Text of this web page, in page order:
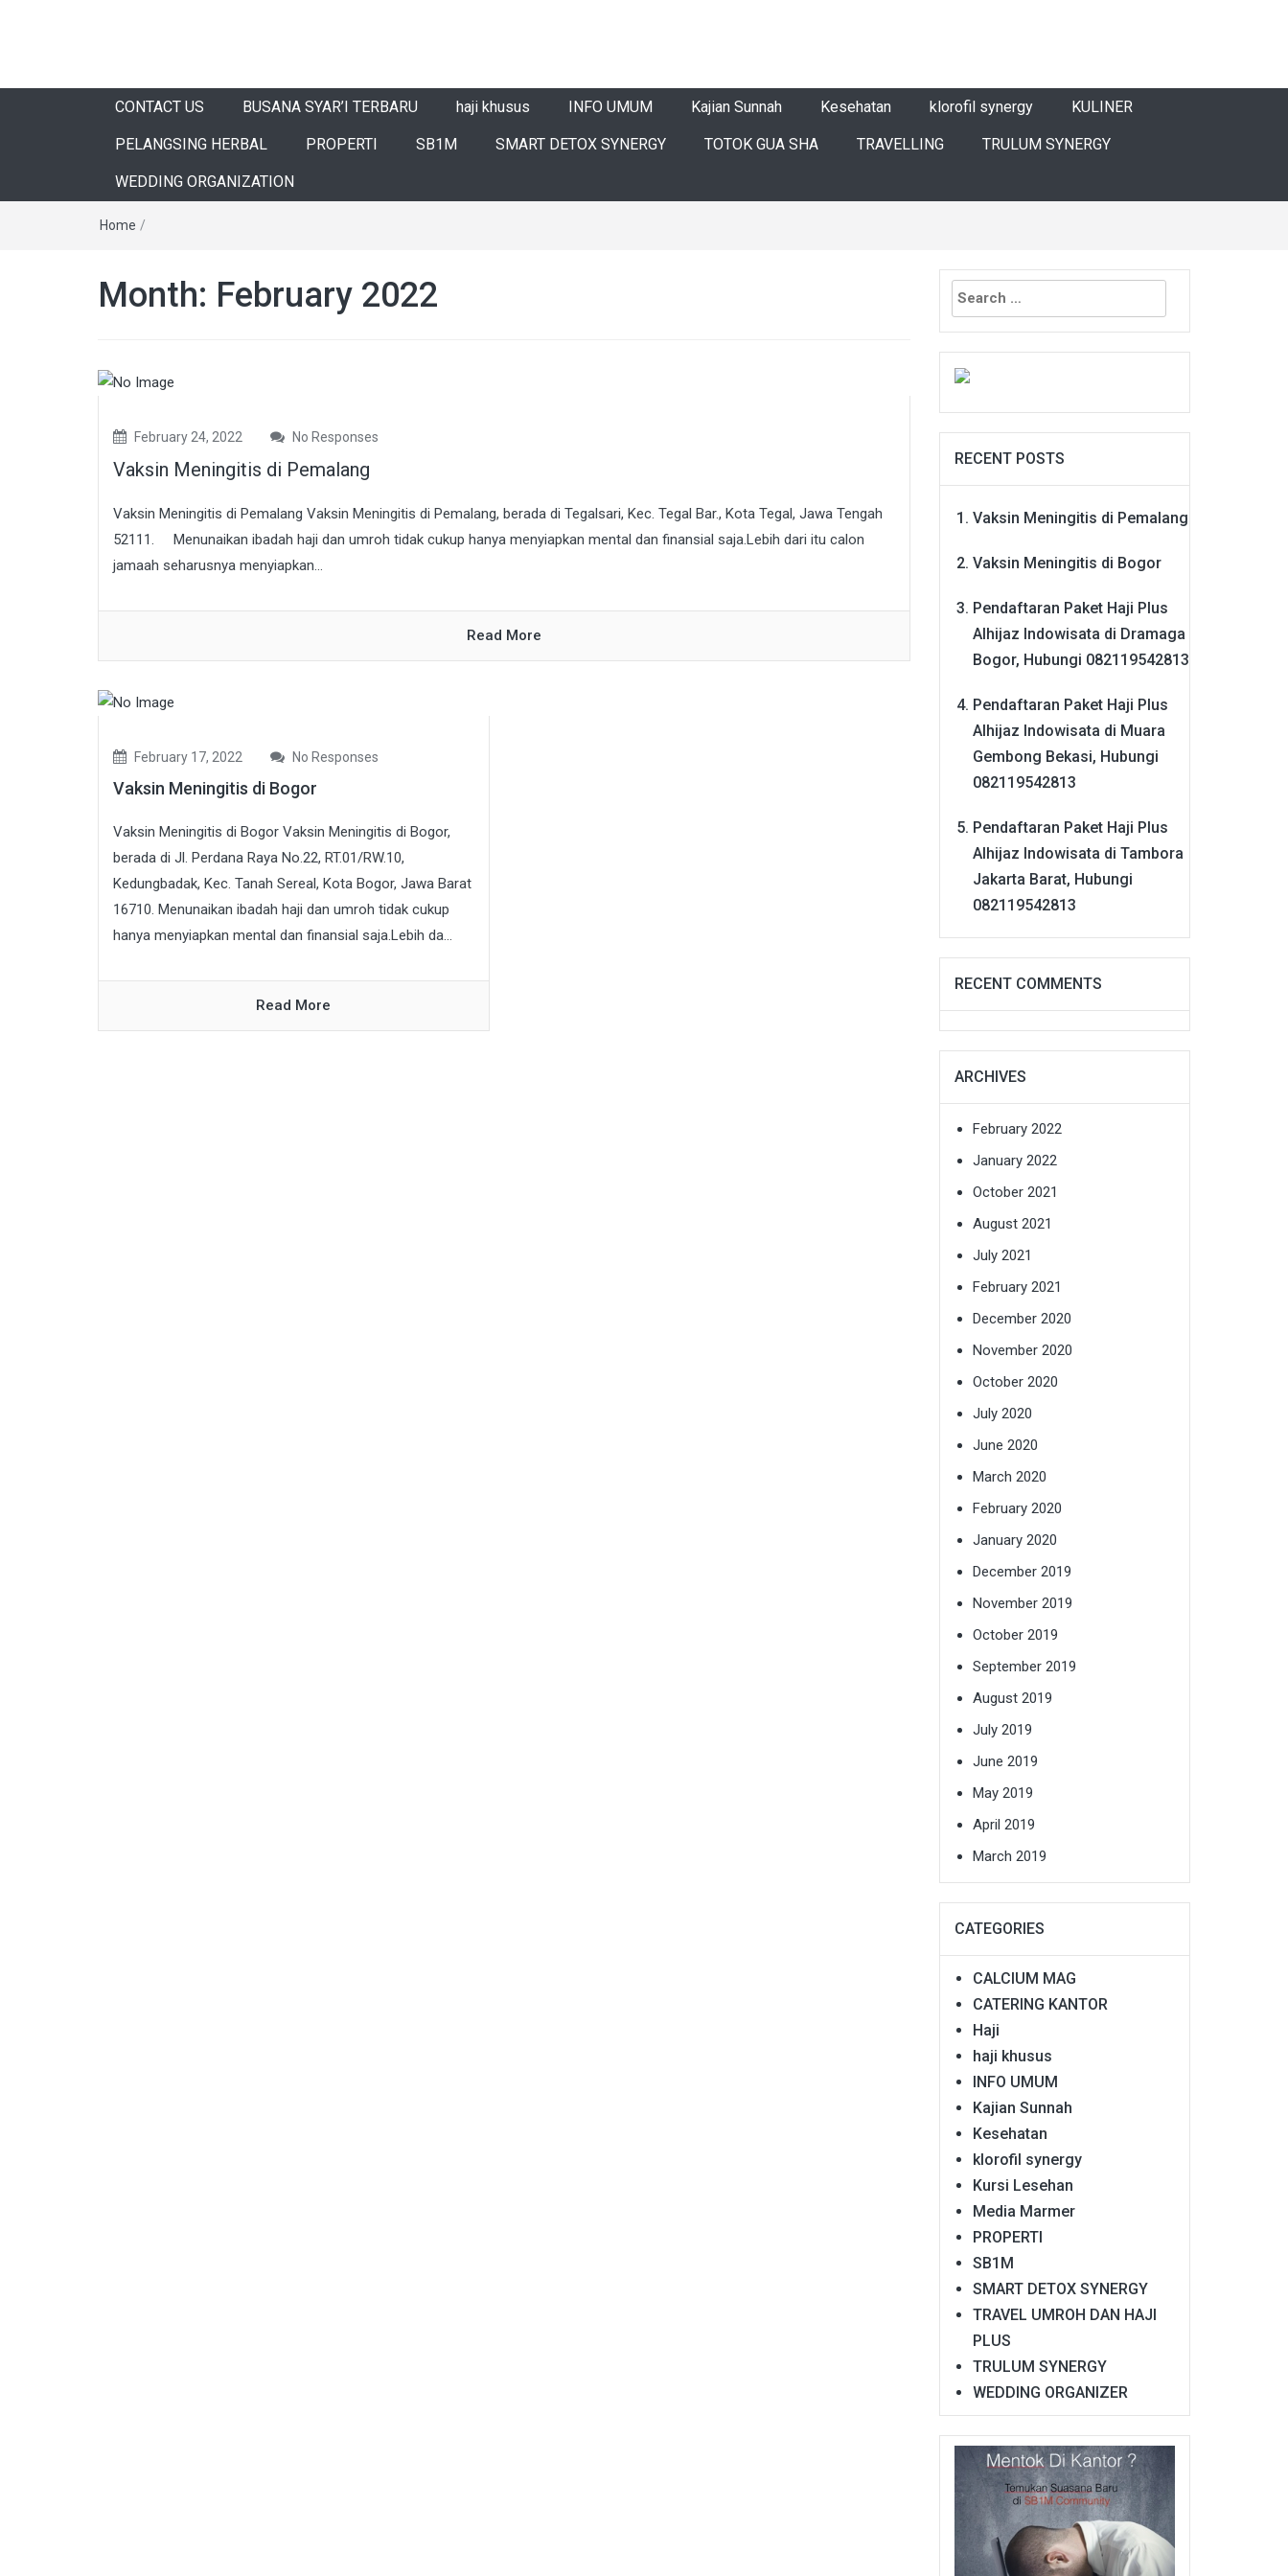
CONTACT US BUSANA SYAR’I TERBARU haji khusus INFO UMUM Kajian Sunnah Kesehatan klorofil synergy KULINER
PELANGSING HERBAL PROPERTI SB1M SMART DETOX SYNERGY TOTOK GUA SHA TRAVELLING TRULUM SYNERGY
WEDDING ORGANIZATION
Home /
Month: February 2022
February 24, 2022 No Responses
Vaksin Meningitis di Pemalang
Vaksin Meningitis di Pemalang Vaksin Meningitis di Pemalang, berada di Tegalsari, Kec. Tegal Bar., Kota Tegal, Jawa Tengah
52111. Menunaikan ibadah haji dan umroh tidak cukup hanya menyiapkan mental dan finansial saja.Lebih dari itu calon
jamaah seharusnya menyiapkan...
Read More
February 17, 2022 No Responses
Vaksin Meningitis di Bogor
Vaksin Meningitis di Bogor Vaksin Meningitis di Bogor,
berada di Jl. Perdana Raya No.22, RT.01/RW.10,
Kedungbadak, Kec. Tanah Sereal, Kota Bogor, Jawa Barat
16710. Menunaikan ibadah haji dan umroh tidak cukup
hanya menyiapkan mental dan finansial saja.Lebih da...
Read More
Search
for:
RECENT POSTS
Vaksin Meningitis di Pemalang
Vaksin Meningitis di Bogor
Pendaftaran Paket Haji Plus
Alhijaz Indowisata di Dramaga
Bogor, Hubungi 082119542813
Pendaftaran Paket Haji Plus
Alhijaz Indowisata di Muara
Gembong Bekasi, Hubungi
082119542813
Pendaftaran Paket Haji Plus
Alhijaz Indowisata di Tambora
Jakarta Barat, Hubungi
082119542813
RECENT COMMENTS
ARCHIVES
February 2022
January 2022
October 2021
August 2021
July 2021
February 2021
December 2020
November 2020
October 2020
July 2020
June 2020
March 2020
February 2020
January 2020
December 2019
November 2019
October 2019
September 2019
August 2019
July 2019
June 2019
May 2019
April 2019
March 2019
CATEGORIES
CALCIUM MAG
CATERING KANTOR
Haji
haji khusus
INFO UMUM
Kajian Sunnah
Kesehatan
klorofil synergy
Kursi Lesehan
Media Marmer
PROPERTI
SB1M
SMART DETOX SYNERGY
TRAVEL UMROH DAN HAJI
PLUS
TRULUM SYNERGY
WEDDING ORGANIZER